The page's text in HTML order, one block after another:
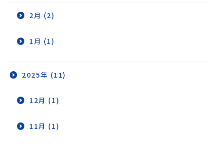
2月 (2)
1月 (1)
2025年 (11)
12月 (1)
11月 (1)